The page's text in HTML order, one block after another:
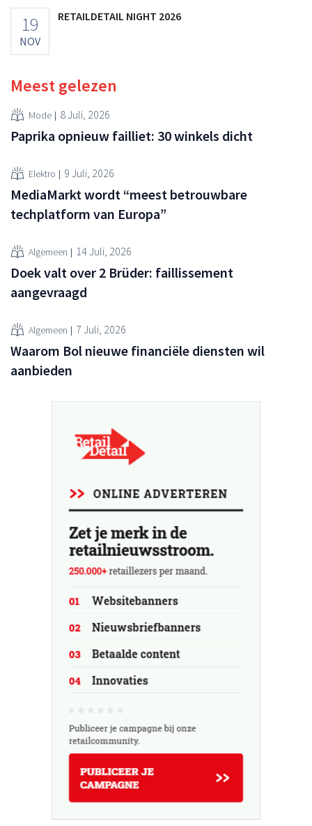
19
NOV
RETAILDETAIL NIGHT 2026
Meest gelezen
Mode 8 Juli, 2026
Paprika opnieuw failliet: 30 winkels dicht
Elektro 9 Juli, 2026
MediaMarkt wordt “meest betrouwbare
techplatform van Europa”
Algemeen 14 Juli, 2026
Doek valt over 2 Brüder: faillissement
aangevraagd
Algemeen 7 Juli, 2026
Waarom Bol nieuwe financiële diensten wil
aanbieden